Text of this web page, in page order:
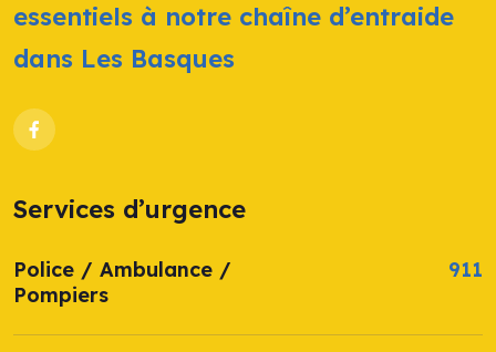
essentiels à notre chaîne d’entraide
dans Les Basques
Services d’urgence
Police / Ambulance /
Pompiers
911